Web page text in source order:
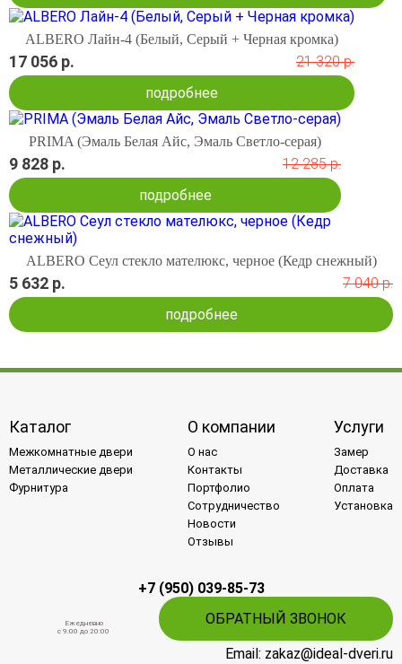
ALBERO Лайн-4 (Белый, Серый + Черная кромка)
17 056 р.
21 320 р.
подробнее
PRIMA (Эмаль Белая Айс, Эмаль Светло-серая)
9 828 р.
12 285 р.
подробнее
ALBERO Сеул стекло мателюкс, черное (Кедр снежный)
5 632 р.
7 040 р.
подробнее
Каталог
Межкомнатные двери
Металлические двери
Фурнитура
О компании
О нас
Контакты
Портфолио
Сотрудничество
Новости
Отзывы
Услуги
Замер
Доставка
Оплата
Установка
+7 (950) 039-85-73
Ежедневно
c 9:00 до 20:00
ОБРАТНЫЙ ЗВОНОК
Email: zakaz@ideal-dveri.ru